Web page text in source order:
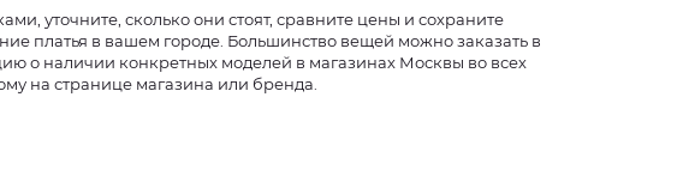
уточните, сколько они стоят, сравните цены и сохраните
платья в вашем городе. Большинство вещей можно заказать в
о наличии конкретных моделей в магазинах Москвы во всех
на странице магазина или бренда.